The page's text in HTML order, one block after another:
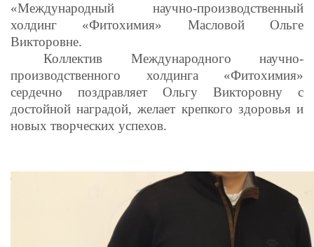
«Международный научно-производственный
холдинг «Фитохимия» Масловой Ольге
Викторовне.
Коллектив Международного научно-
производственного холдинга «Фитохимия»
сердечно поздравляет Ольгу Викторовну с
достойной наградой, желает крепкого здоровья и
новых творческих успехов.